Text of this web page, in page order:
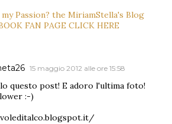
Passion? the MiriamStella's Blog
FAN PAGE CLICK HERE
15 maggio 2012 alle ore 15:58
questo post! E adoro l'ultima foto!
:-)